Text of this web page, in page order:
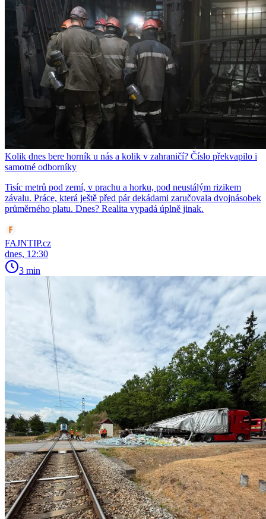
Kolik dnes bere horník u nás a kolik v zahraničí? Číslo překvapilo i
samotné odborníky
Tisíc metrů pod zemí, v prachu a horku, pod neustálým rizikem
závalu. Práce, která ještě před pár dekádami zaručovala dvojnásobek
průměrného platu. Dnes? Realita vypadá úplně jinak.
FAJNTIP.cz
dnes, 12:30
3 min